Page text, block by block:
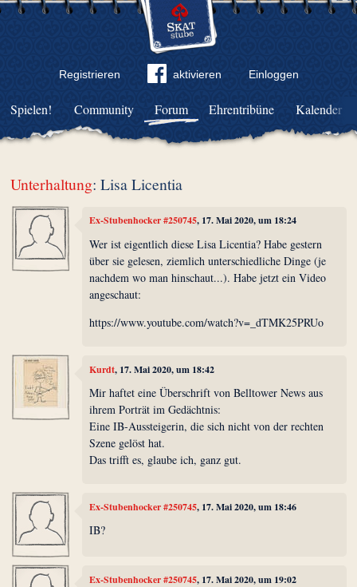
Registrieren aktivieren Einloggen
Community Forum Ehrentribüne Kalender
Spielen!
Unterhaltung: Lisa Licentia
Ex-Stubenhocker #250745, 17. Mai 2020, um 18:24
Wer ist eigentlich diese Lisa Licentia? Habe gestern
über sie gelesen, ziemlich unterschiedliche Dinge (je
nachdem wo man hinschaut...). Habe jetzt ein Video
angeschaut:
https://www.youtube.com/watch?v=_dTMK25PRUo
Kurdt, 17. Mai 2020, um 18:42
Mir haftet eine Überschrift von Belltower News aus
ihrem Porträt im Gedächtnis:
Eine IB-Aussteigerin, die sich nicht von der rechten
Szene gelöst hat.
Das trifft es, glaube ich, ganz gut.
Ex-Stubenhocker #250745, 17. Mai 2020, um 18:46
IB?
Ex-Stubenhocker #250745, 17. Mai 2020, um 19:02